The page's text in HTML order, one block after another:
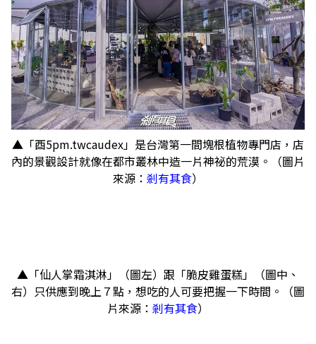
▲「酉5pm.twcaudex」是台灣第一間塊根植物專門店，店
內的景觀設計就像在都市叢林中造一片神祕的荒漠。（圖片
來源： 剎有其食）
▲「仙人掌霜淇淋」（圖左）跟「脆皮雞蛋糕」（圖中、
右）只供應到晚上７點，想吃的人可要把握一下時間。（圖
片來源： 剎有其食）